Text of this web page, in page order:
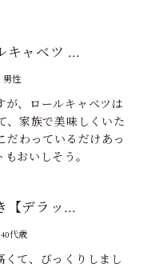
キャベツ …
男性
が、ロールキャベツは
、家族で美味しくいた
だわっているだけあっ
おいしそう。
【デラッ…
40代歳
て、びっくりしまし